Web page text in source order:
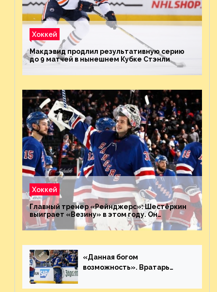
Хоккей
Макдэвид продлил результативную серию
до 9 матчей в нынешнем Кубке Стэнли
Хоккей
Главный тренер «Рейнджерс»: Шестёркин
выиграет «Везину» в этом году. Он
невероятен
«Данная богом
возможность». Вратарь
броске бутылкой в Кадри